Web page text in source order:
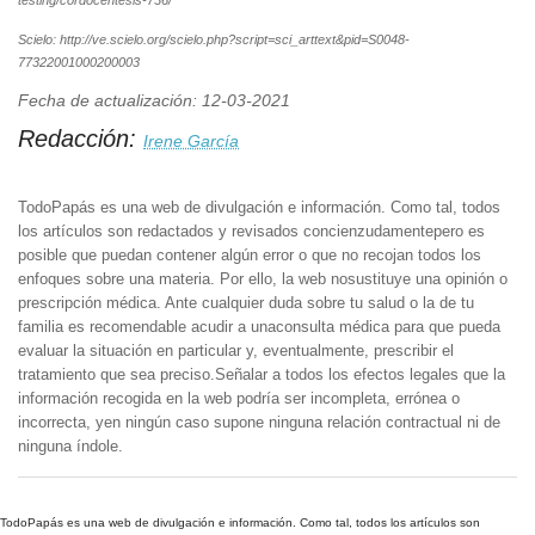
Scielo: http://ve.scielo.org/scielo.php?script=sci_arttext&pid=S0048-
77322001000200003
Fecha de actualización: 12-03-2021
Redacción: Irene García
TodoPapás es una web de divulgación e información. Como tal, todos
los artículos son redactados y revisados concienzudamentepero es
posible que puedan contener algún error o que no recojan todos los
enfoques sobre una materia. Por ello, la web nosustituye una opinión o
prescripción médica. Ante cualquier duda sobre tu salud o la de tu
familia es recomendable acudir a unaconsulta médica para que pueda
evaluar la situación en particular y, eventualmente, prescribir el
tratamiento que sea preciso.Señalar a todos los efectos legales que la
información recogida en la web podría ser incompleta, errónea o
incorrecta, yen ningún caso supone ninguna relación contractual ni de
ninguna índole.
TodoPapás es una web de divulgación e información. Como tal, todos los artículos son